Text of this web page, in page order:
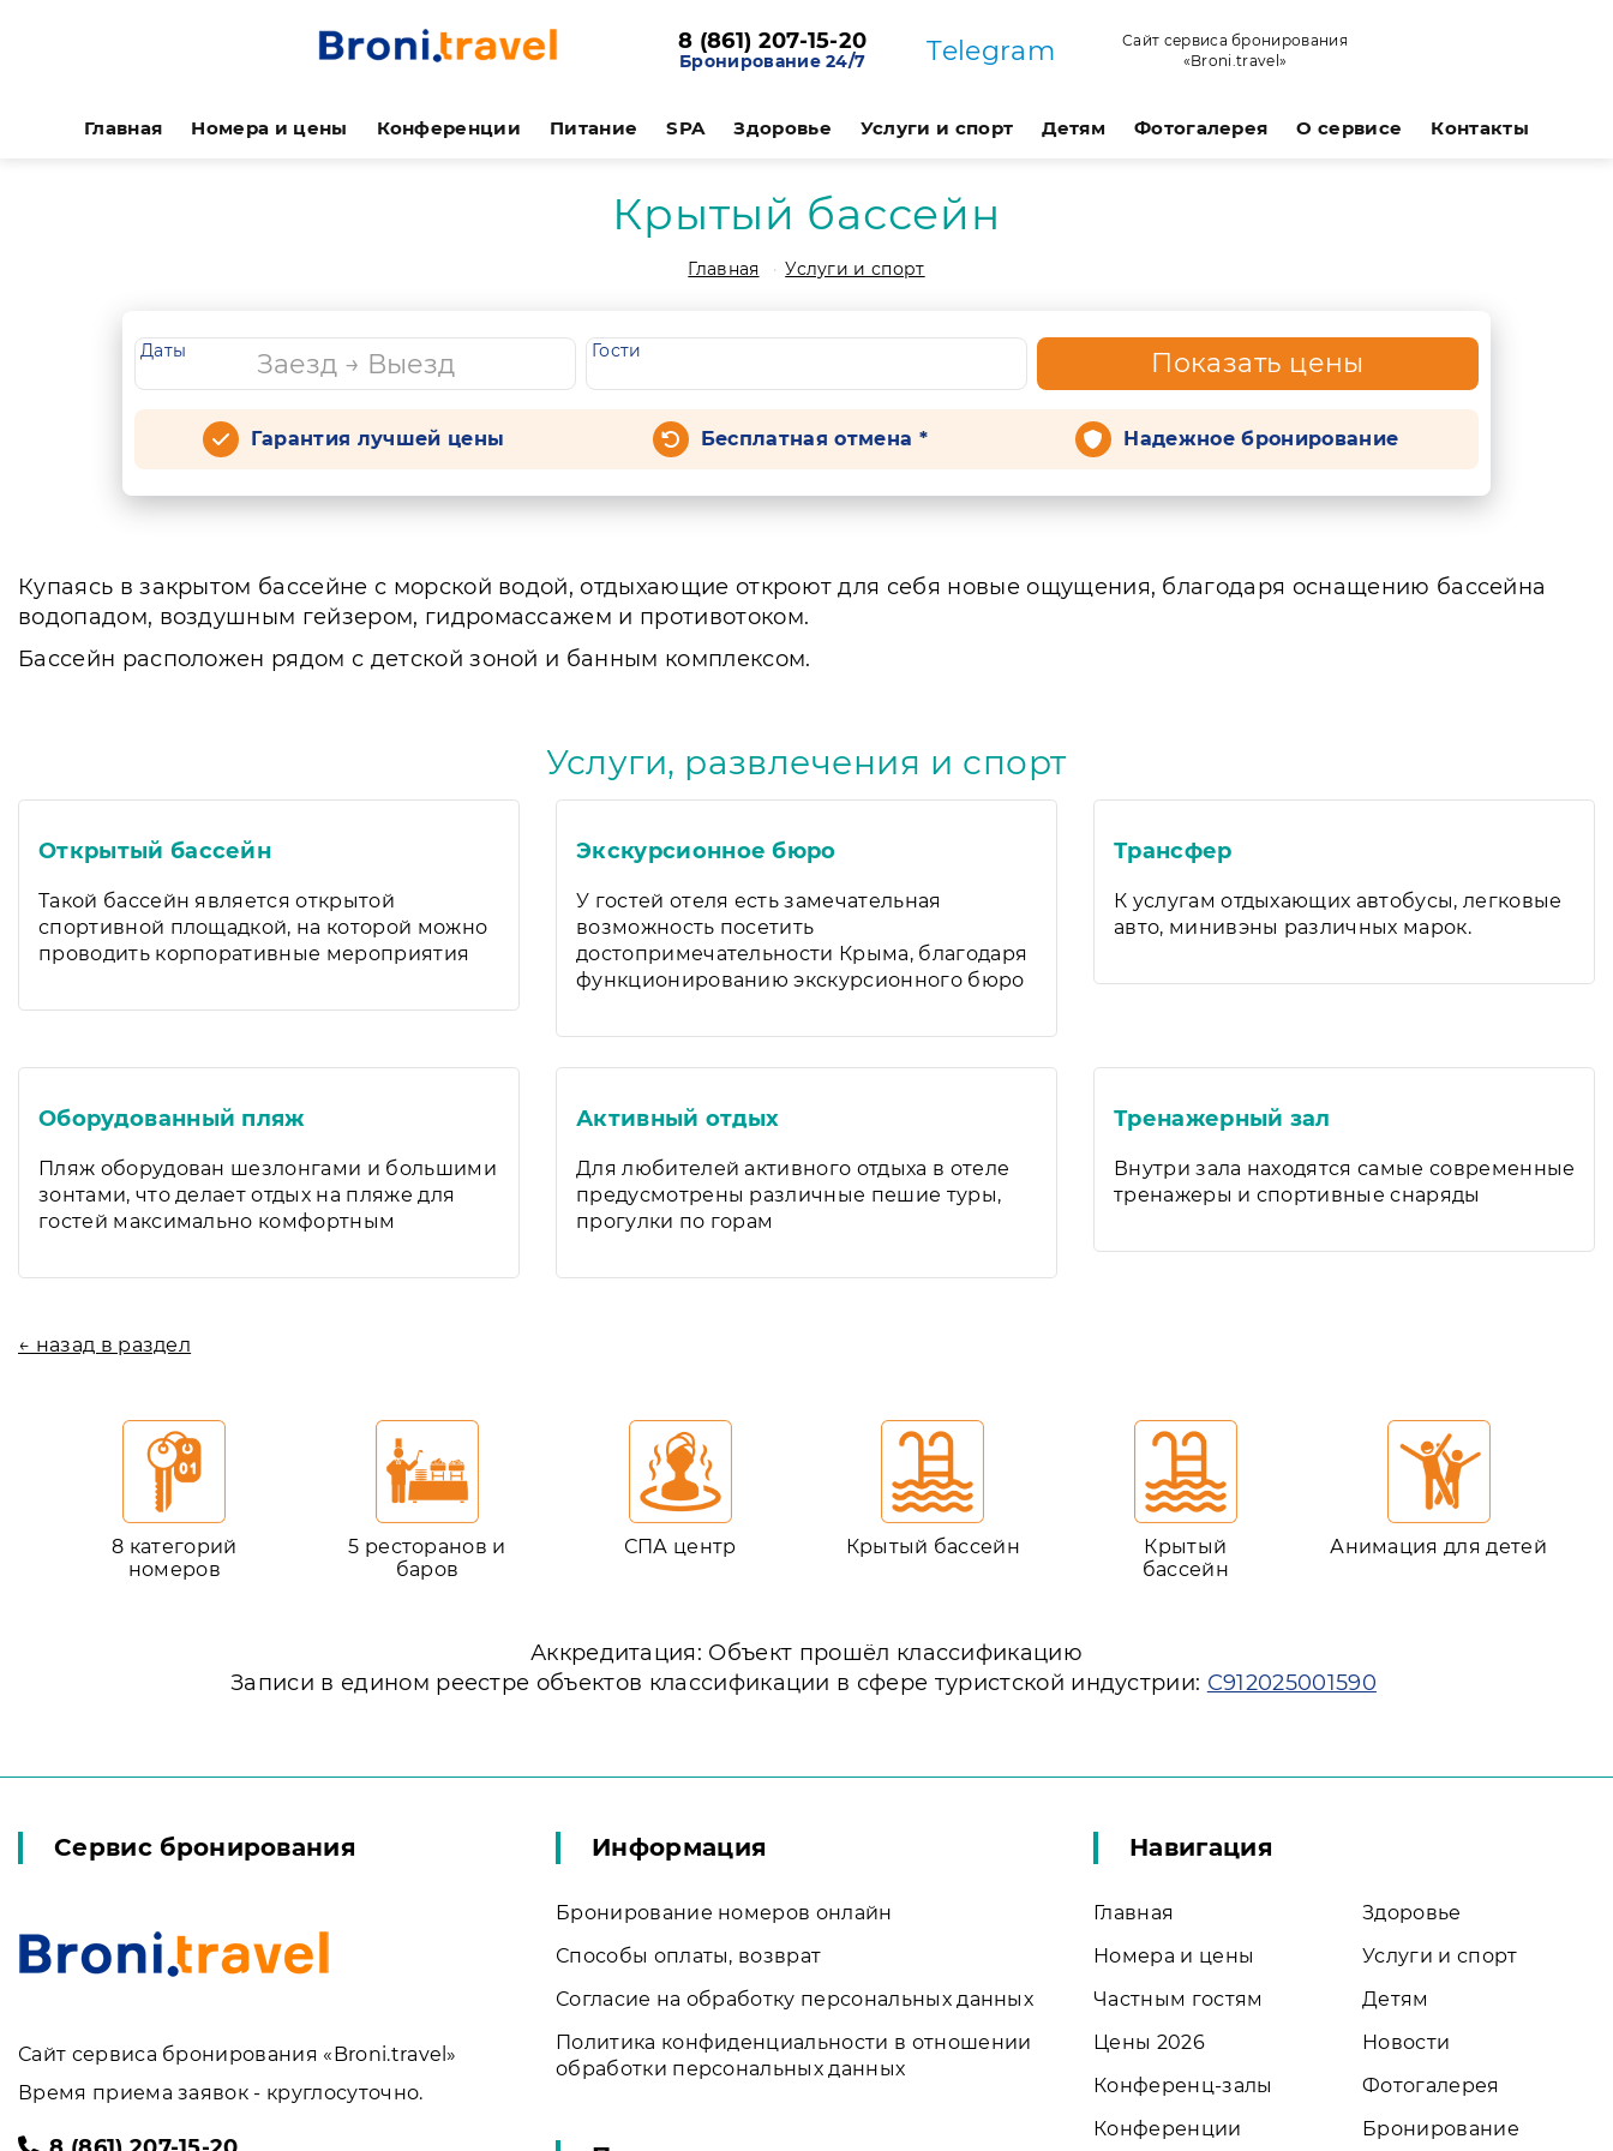
8 (861) 207-15-20
Бронирование 24/7 Telegram
Сайт сервиса бронирования
«Broni.travel»
Главная Номера и цены Конференции Питание SPA Здоровье Услуги и спорт Детям Фотогалерея О сервисе Контакты
Крытый бассейн
Главная Услуги и спорт
Даты Гости Показать цены
Гарантия лучшей цены Бесплатная отмена * Надежное бронирование
Купаясь в закрытом бассейне с морской водой, отдыхающие откроют для себя новые ощущения, благодаря оснащению бассейна
водопадом, воздушным гейзером, гидромассажем и противотоком.
Бассейн расположен рядом с детской зоной и банным комплексом.
Услуги, развлечения и спорт
Открытый бассейн
Такой бассейн является открытой
спортивной площадкой, на которой можно
проводить корпоративные мероприятия
Экскурсионное бюро
У гостей отеля есть замечательная
возможность посетить
достопримечательности Крыма, благодаря
функционированию экскурсионного бюро
Трансфер
К услугам отдыхающих автобусы, легковые
авто, минивэны различных марок.
Оборудованный пляж
Пляж оборудован шезлонгами и большими
зонтами, что делает отдых на пляже для
гостей максимально комфортным
Активный отдых
Для любителей активного отдыха в отеле
предусмотрены различные пешие туры,
прогулки по горам
Тренажерный зал
Внутри зала находятся самые современные
тренажеры и спортивные снаряды
← назад в раздел
8 категорий
номеров
5 ресторанов и
баров
СПА центр Крытый бассейн
Крытый
бассейн
Анимация для детей
Аккредитация: Объект прошёл классификацию
Записи в едином реестре объектов классификации в сфере туристской индустрии: С912025001590
Сервис бронирования
Сайт сервиса бронирования «Broni.travel»
Время приема заявок - круглосуточно.
Информация
Бронирование номеров онлайн
Способы оплаты, возврат
Согласие на обработку персональных данных
Политика конфиденциальности в отношении
обработки персональных данных
Навигация
Главная
Номера и цены
Частным гостям
Цены 2026
Конференц-залы
Конференции
Здоровье
Услуги и спорт
Детям
Новости
Фотогалерея
Бронирование